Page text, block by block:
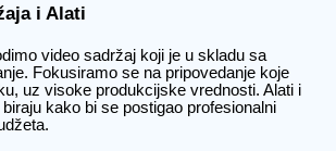
i Alati
video sadržaj koji je u skladu sa
Fokusiramo se na pripovedanje koje
uz visoke produkcijske vrednosti. Alati i
kako bi se postigao profesionalni